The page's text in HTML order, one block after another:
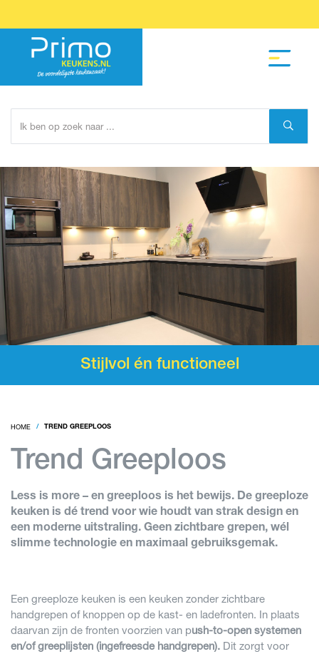
Stijlvol én functioneel
HOME TREND GREEPLOOS
Trend Greeploos
Less is more – en greeploos is het bewijs. De greeploze
keuken is dé trend voor wie houdt van strak design en
een moderne uitstraling. Geen zichtbare grepen, wél
slimme technologie en maximaal gebruiksgemak.
Een greeploze keuken is een keuken zonder zichtbare
handgrepen of knoppen op de kast- en ladefronten. In plaats
daarvan zijn de fronten voorzien van push-to-open systemen
en/of greeplijsten (ingefreesde handgrepen). Dit zorgt voor